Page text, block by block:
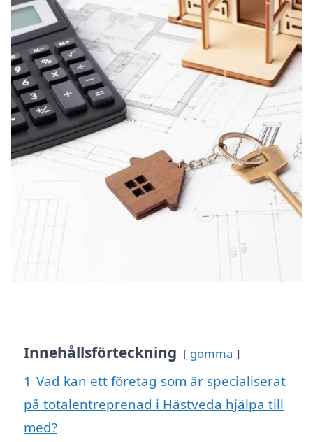
Innehållsförteckning gömma
1 Vad kan ett företag som är specialiserat
på totalentreprenad i Hästveda hjälpa till
med?